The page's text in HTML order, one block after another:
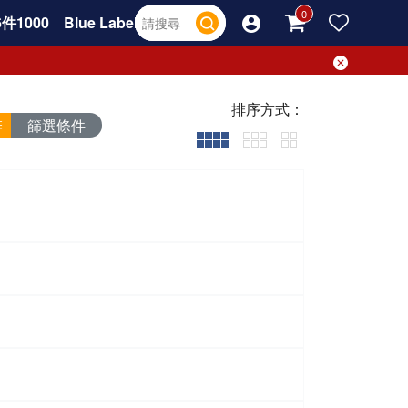
1000
Blue Label
篩選條件
排序方式：